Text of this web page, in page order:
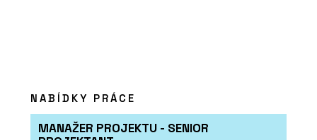
NABÍDKY PRÁCE
MANAŽER PROJEKTU - SENIOR